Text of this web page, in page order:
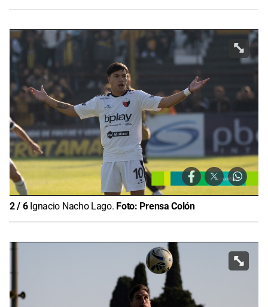
2/ 6 Ignacio Nacho Lago. Foto: Prensa Colón